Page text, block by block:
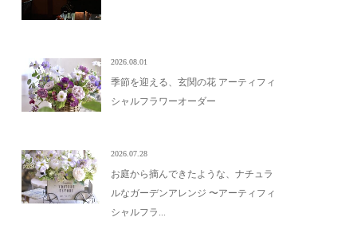
2026.08.01
季節を迎える、玄関の花 アーティフィ
シャルフラワーオーダー
2026.07.28
お庭から摘んできたような、ナチュラ
ルなガーデンアレンジ 〜アーティフィ
シャルフラ...